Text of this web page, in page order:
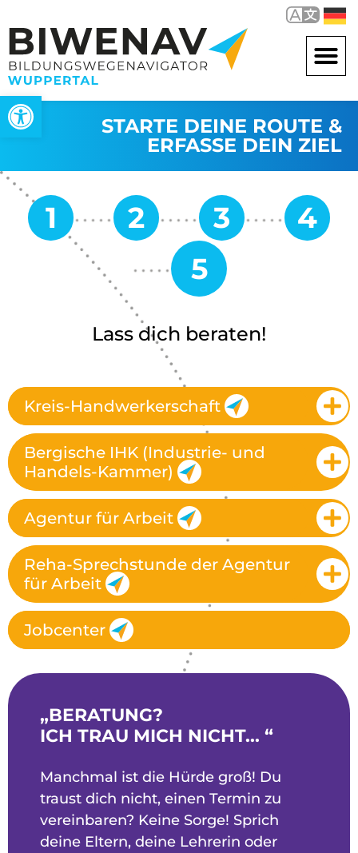
Werkzeugleiste öffnen
STARTE DEINE ROUTE &
ERFASSE DEIN ZIEL
Lass dich beraten!
Kreis-Handwerkerschaft
Bergische IHK (Industrie- und
Handels-Kammer)
Agentur für Arbeit
Reha-Sprechstunde der Agentur
für Arbeit
Jobcenter
„BERATUNG?
ICH TRAU MICH NICHT... “
Manchmal ist die Hürde groß! Du
traust dich nicht, einen Termin zu
vereinbaren? Keine Sorge! Sprich
deine Eltern, deine Lehrerin oder